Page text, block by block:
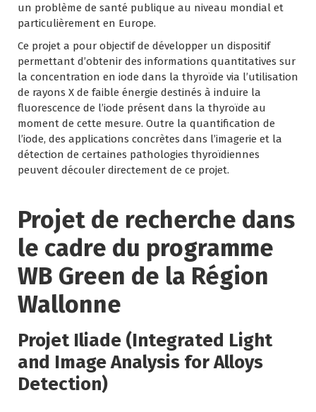
un problème de santé publique au niveau mondial et
particulièrement en Europe.
Ce projet a pour objectif de développer un dispositif
permettant d’obtenir des informations quantitatives sur
la concentration en iode dans la thyroïde via l’utilisation
de rayons X de faible énergie destinés à induire la
fluorescence de l’iode présent dans la thyroïde au
moment de cette mesure. Outre la quantification de
l’iode, des applications concrètes dans l’imagerie et la
détection de certaines pathologies thyroïdiennes
peuvent découler directement de ce projet.
Projet de recherche dans
le cadre du programme
WB Green de la Région
Wallonne
Projet Iliade (Integrated Light
and Image Analysis for Alloys
Detection)